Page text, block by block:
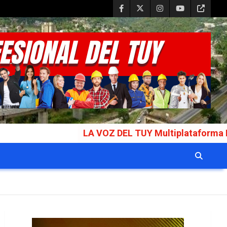
LA VOZ DEL TUY Multiplataforma Informativa